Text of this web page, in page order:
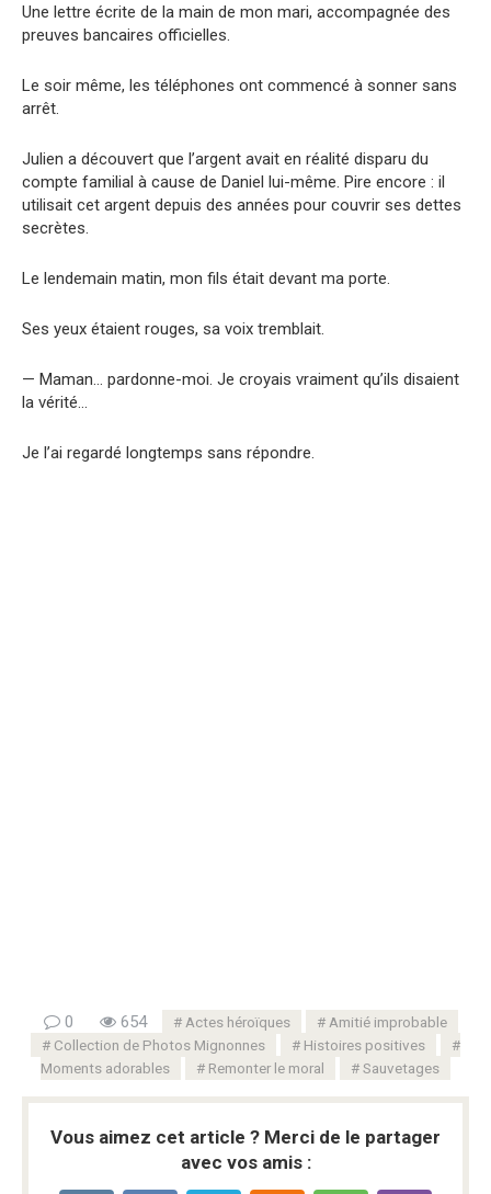
Une lettre écrite de la main de mon mari, accompagnée des
preuves bancaires officielles.
Le soir même, les téléphones ont commencé à sonner sans
arrêt.
Julien a découvert que l’argent avait en réalité disparu du
compte familial à cause de Daniel lui-même. Pire encore : il
utilisait cet argent depuis des années pour couvrir ses dettes
secrètes.
Le lendemain matin, mon fils était devant ma porte.
Ses yeux étaient rouges, sa voix tremblait.
— Maman… pardonne-moi. Je croyais vraiment qu’ils disaient
la vérité…
Je l’ai regardé longtemps sans répondre.
0 654 Actes héroïques
Amitié improbable
Collection de Photos Mignonnes
Histoires positives
Moments adorables
Remonter le moral Sauvetages
Vous aimez cet article ? Merci de le partager
avec vos amis :